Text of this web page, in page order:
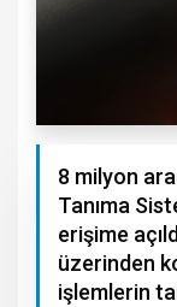
8 milyon
Tanıma
erişime
üzerinden
işlemlerin